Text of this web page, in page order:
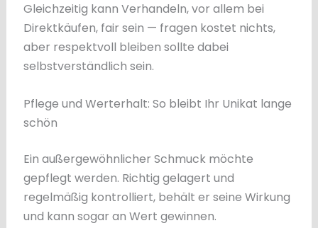
Gleichzeitig kann Verhandeln, vor allem bei
Direktkäufen, fair sein — fragen kostet nichts,
aber respektvoll bleiben sollte dabei
selbstverständlich sein.
Pflege und Werterhalt: So bleibt Ihr Unikat lange
schön
Ein außergewöhnlicher Schmuck möchte
gepflegt werden. Richtig gelagert und
regelmäßig kontrolliert, behält er seine Wirkung
und kann sogar an Wert gewinnen.